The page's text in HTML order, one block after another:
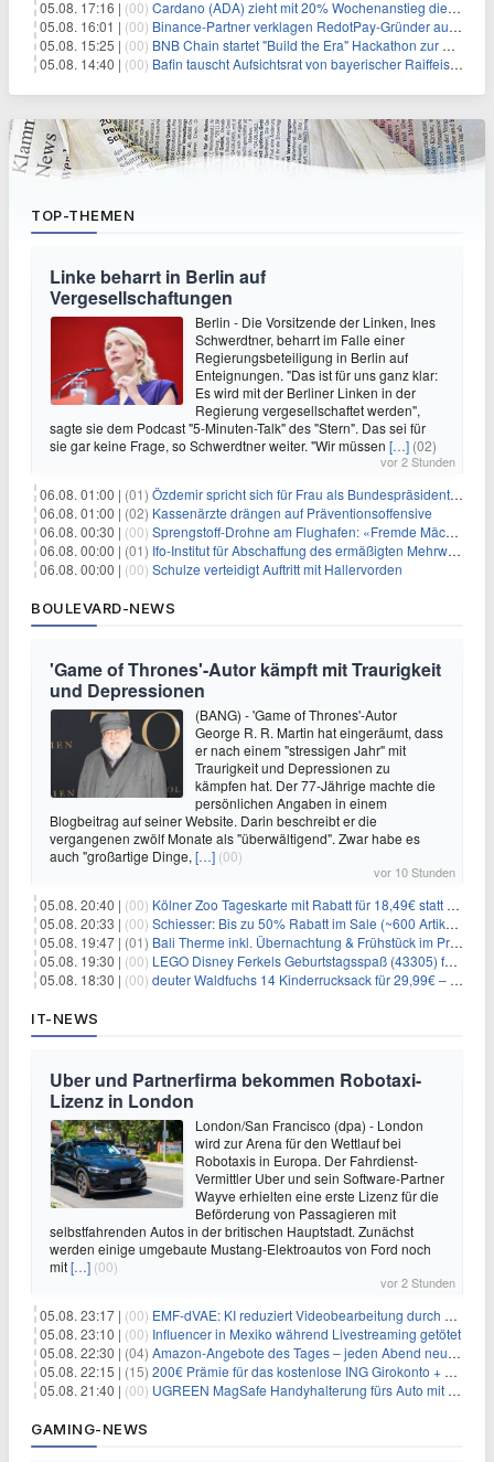
05.08. 17:16 | (00) Cardano (ADA) zieht mit 20% Wochenanstieg die Aufmerksamkeit der Händler auf sich
05.08. 16:01 | (00) Binance-Partner verklagen RedotPay-Gründer auf fast $473 Millionen
05.08. 15:25 | (00) BNB Chain startet "Build the Era" Hackathon zur Entwicklung des offiziellen BNB Agent Studio Marktplatzes
05.08. 14:40 | (00) Bafin tauscht Aufsichtsrat von bayerischer Raiffeisenbank aus
TOP-THEMEN
Linke beharrt in Berlin auf
Vergesellschaftungen
Berlin - Die Vorsitzende der Linken, Ines
Schwerdtner, beharrt im Falle einer
Regierungsbeteiligung in Berlin auf
Enteignungen. "Das ist für uns ganz klar:
Es wird mit der Berliner Linken in der
Regierung vergesellschaftet werden",
sagte sie dem Podcast "5-Minuten-Talk" des "Stern". Das sei für
sie gar keine Frage, so Schwerdtner weiter. "Wir müssen […] (02)
vor 2 Stunden
06.08. 01:00 | (01) Özdemir spricht sich für Frau als Bundespräsidentin aus
06.08. 01:00 | (02) Kassenärzte drängen auf Präventionsoffensive
06.08. 00:30 | (00) Sprengstoff-Drohne am Flughafen: «Fremde Mächte» am Werk?
06.08. 00:00 | (01) Ifo-Institut für Abschaffung des ermäßigten Mehrwertsteuersatzes
06.08. 00:00 | (00) Schulze verteidigt Auftritt mit Hallervorden
BOULEVARD-NEWS
'Game of Thrones'-Autor kämpft mit Traurigkeit
und Depressionen
(BANG) - 'Game of Thrones'-Autor
George R. R. Martin hat eingeräumt, dass
er nach einem "stressigen Jahr" mit
Traurigkeit und Depressionen zu
kämpfen hat. Der 77-Jährige machte die
persönlichen Angaben in einem
Blogbeitrag auf seiner Website. Darin beschreibt er die
vergangenen zwölf Monate als "überwältigend". Zwar habe es
auch "großartige Dinge, […] (00)
vor 10 Stunden
05.08. 20:40 | (00) Kölner Zoo Tageskarte mit Rabatt für 18,49€ statt 29,50€ – einlösbar bis Dezember
05.08. 20:33 | (00) Schiesser: Bis zu 50% Rabatt im Sale (~600 Artikel zur Auswahl)
05.08. 19:47 | (01) Bali Therme inkl. Übernachtung & Frühstück im Premium Hotel (Bad Oeynhausen) ab 89€ p.P.
05.08. 19:30 | (00) LEGO Disney Ferkels Geburtstagsspaß (43305) für 29,10€
05.08. 18:30 | (00) deuter Waldfuchs 14 Kinderrucksack für 29,99€ – Amber-maple
IT-NEWS
Uber und Partnerfirma bekommen Robotaxi-
Lizenz in London
London/San Francisco (dpa) - London
wird zur Arena für den Wettlauf bei
Robotaxis in Europa. Der Fahrdienst-
Vermittler Uber und sein Software-Partner
Wayve erhielten eine erste Lizenz für die
Beförderung von Passagieren mit
selbstfahrenden Autos in der britischen Hauptstadt. Zunächst
werden einige umgebaute Mustang-Elektroautos von Ford noch
mit[…] (00)
vor 2 Stunden
05.08. 23:17 | (00) EMF-dVAE: KI reduziert Videobearbeitung durch audio-gesteuerte Bildauswahl um 65%
05.08. 23:10 | (00) Influencer in Mexiko während Livestreaming getötet
05.08. 22:30 | (04) Amazon-Angebote des Tages – jeden Abend neue Deals zum Stöbern
05.08. 22:15 | (15) 200€ Prämie für das kostenlose ING Girokonto + gratis Visa + 3,75% Zinsen
05.08. 21:40 | (00) UGREEN MagSafe Handyhalterung fürs Auto mit 20 N52-Magneten für 7,96€
GAMING-NEWS